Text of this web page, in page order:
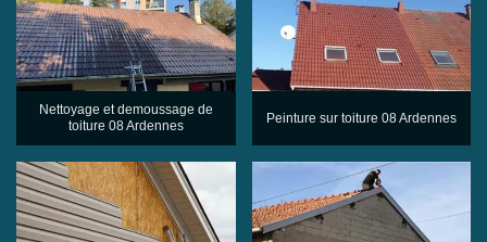
Nettoyage et demoussage de
toiture 08 Ardennes
Peinture sur toiture 08 Ardennes